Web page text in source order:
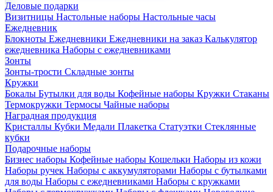
Деловые подарки
Визитницы Настольные наборы Настольные часы
Ежедневник
Блокноты Ежедневники Ежедневники на заказ Калькулятор
ежедневника Наборы с ежедневниками
Зонты
Зонты-трости Складные зонты
Кружки
Бокалы Бутылки для воды Кофейные наборы Кружки Стаканы
Термокружки Термосы Чайные наборы
Наградная продукция
Kристаллы Кубки Медали Плакетка Статуэтки Стеклянные
кубки
Подарочные наборы
Бизнес наборы Кофейные наборы Кошельки Наборы из кожи
Наборы ручек Наборы с аккумуляторами Наборы с бутылками
для воды Наборы с ежедневниками Наборы с кружками